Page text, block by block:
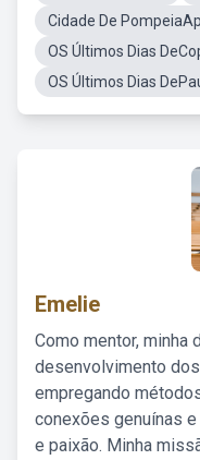
Cidade De
OS Últimos Dias
OS Últimos Dias
Emelie
Como mentor, minha
desenvolvimento
empregando
conexões genuínas
e paixão. Minha